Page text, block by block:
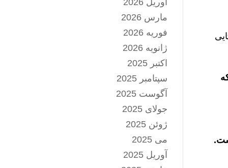
آوریل 2026
مارس 2026
فوریه 2026
ژانویه 2026
اکتبر 2025
سپتامبر 2025
آگوست 2025
جولای 2025
ژوئن 2025
می 2025
آوریل 2025